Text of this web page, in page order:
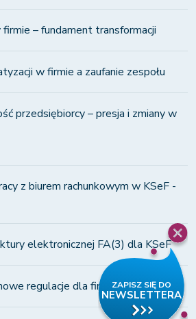
– fundament transformacji
w firmie a zaufanie zespołu
przedsiębiorcy – presja i zmiany w
z biurem rachunkowym w KSeF -
elektronicznej FA(3) dla KSeF
regulacje dla firm MŚP